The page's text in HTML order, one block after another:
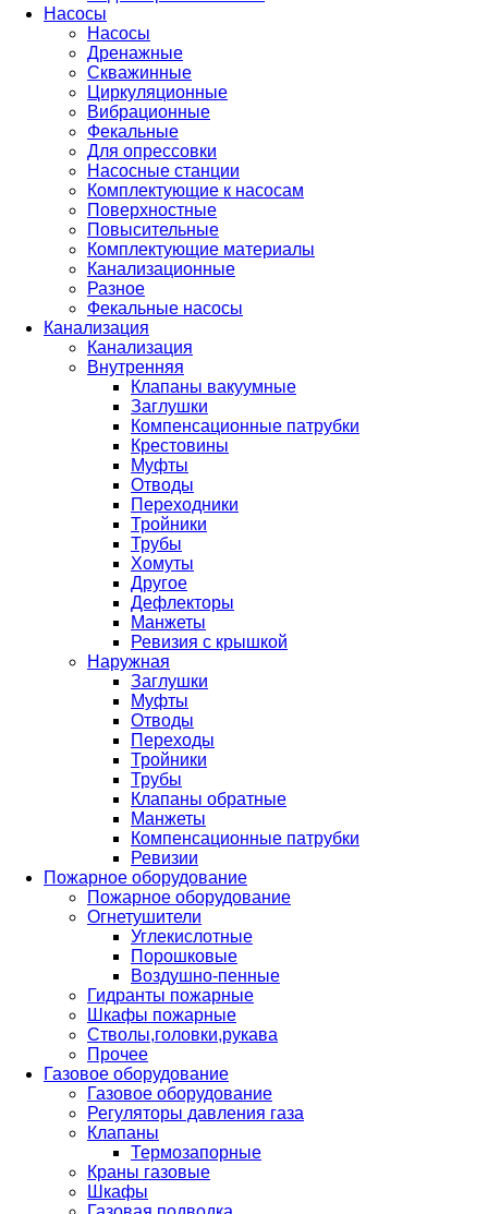
Насосы
Насосы
Дренажные
Скважинные
Циркуляционные
Вибрационные
Фекальные
Для опрессовки
Насосные станции
Комплектующие к насосам
Поверхностные
Повысительные
Комплектующие материалы
Канализационные
Разное
Фекальные насосы
Канализация
Канализация
Внутренняя
Клапаны вакуумные
Заглушки
Компенсационные патрубки
Крестовины
Муфты
Отводы
Переходники
Тройники
Трубы
Хомуты
Другое
Дефлекторы
Манжеты
Ревизия с крышкой
Наружная
Заглушки
Муфты
Отводы
Переходы
Тройники
Трубы
Клапаны обратные
Манжеты
Компенсационные патрубки
Ревизии
Пожарное оборудование
Пожарное оборудование
Огнетушители
Углекислотные
Порошковые
Воздушно-пенные
Гидранты пожарные
Шкафы пожарные
Стволы,головки,рукава
Прочее
Газовое оборудование
Газовое оборудование
Регуляторы давления газа
Клапаны
Термозапорные
Краны газовые
Шкафы